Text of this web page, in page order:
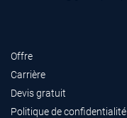
Offre
Carrière
Devis gratuit
Politique de confidentialité